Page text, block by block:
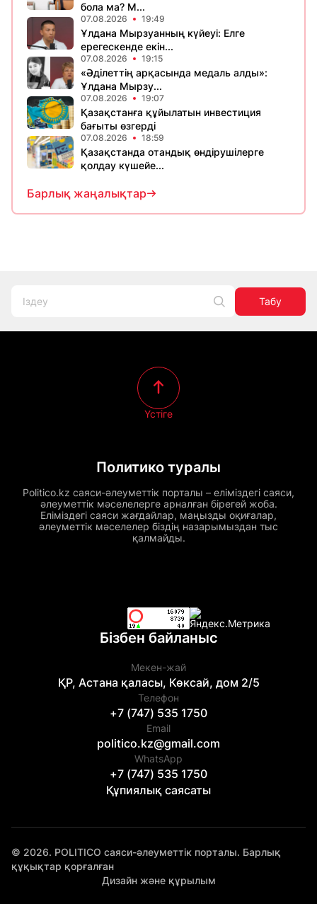
бола ма? М...
07.08.2026 19:49
Ұлдана Мырзуанның күйеуі: Елге
ерегескенде екін...
07.08.2026 19:15
«Әділеттің арқасында медаль алды»:
Ұлдана Мырзу...
07.08.2026 19:07
Қазақстанға құйылатын инвестиция
бағыты өзгерді
07.08.2026 18:59
Қазақстанда отандық өндірушілерге
қолдау күшейе...
Барлық жаңалықтар
Табу
Политико туралы
Politico.kz саяси-әлеуметтік порталы – еліміздегі саяси,
әлеуметтік мәселелерге арналған бірегей жоба.
Еліміздегі саяси жағдайлар, маңызды оқиғалар,
әлеуметтік мәселелер біздің назарымыздан тыс
қалмайды.
Үстіге
Бізбен байланыс
Мекен-жай
ҚР, Астана қаласы, Көксай, дом 2/5
Телефон
+7 (747) 535 1750
Email
politico.kz@gmail.com
WhatsApp
+7 (747) 535 1750
Құпиялық саясаты
© 2026. POLITICO саяси-әлеуметтік порталы. Барлық
құқықтар қорғалған
Дизайн және құрылым